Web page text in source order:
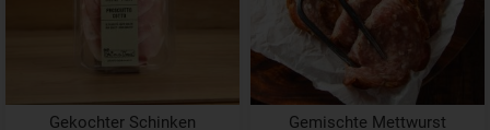
Gekochter Schinken
Gemischte Mettwurst